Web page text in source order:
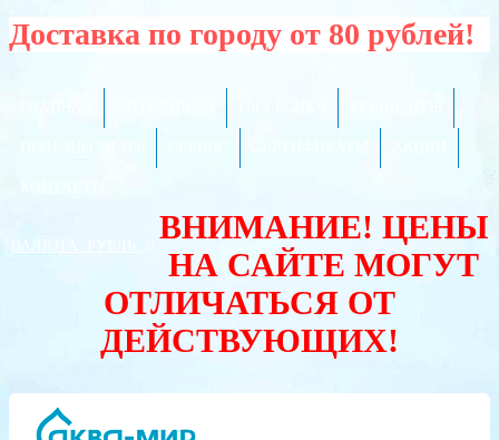
Доставка по городу от 80 рублей!
ВАЛЮТА:
ВНИМАНИЕ! ЦЕНЫ
НА САЙТЕ МОГУТ
ОТЛИЧАТЬСЯ ОТ
ДЕЙСТВУЮЩИХ!